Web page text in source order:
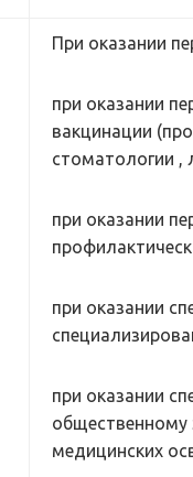
При оказании
при оказании
вакцинации
стоматологии ,
при оказании
при оказании
при оказании
общественному
медицинских